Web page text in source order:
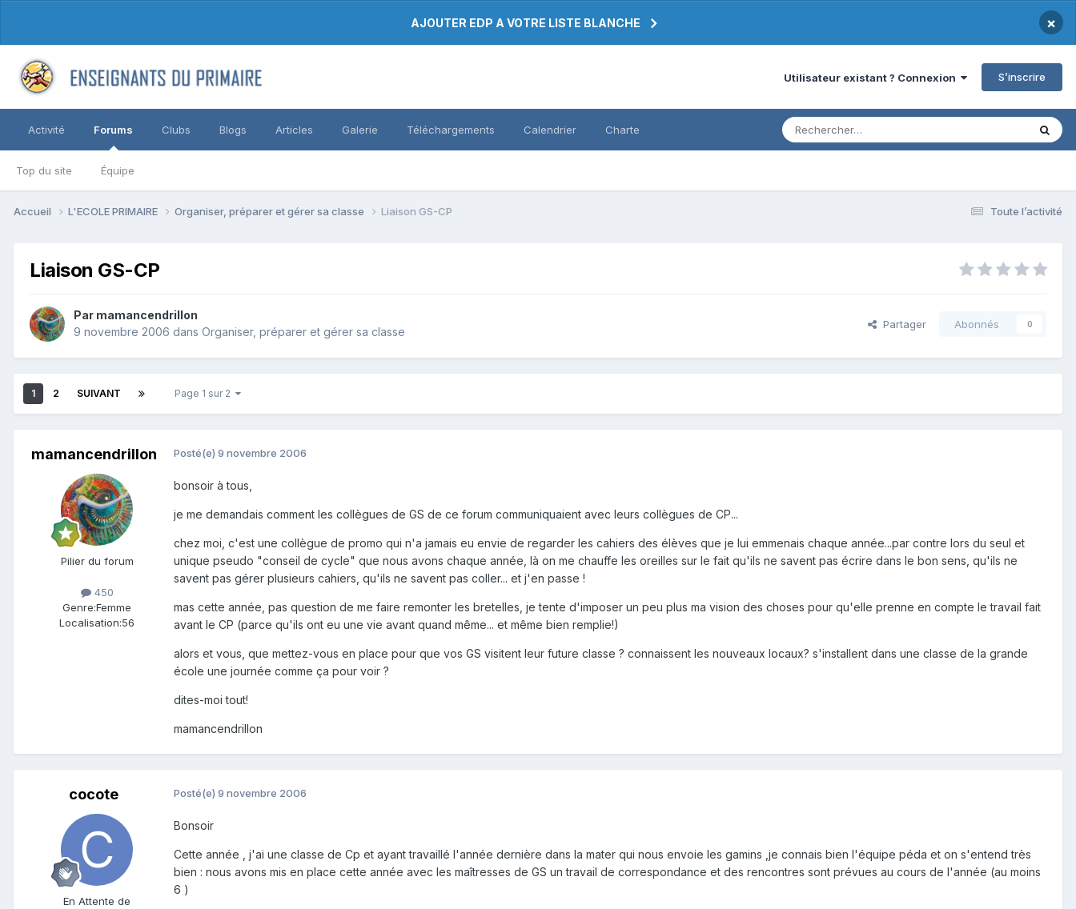
AJOUTER EDP A VOTRE LISTE BLANCHE ×
Utilisateur existant ? Connexion S’inscrire
Activité Forums
Top du site Équipe
Clubs Blogs Articles Galerie Téléchargements Calendrier Charte
Toute l’activité
Accueil L'ECOLE PRIMAIRE Organiser, préparer et gérer sa classe Liaison GS-CP
Liaison GS-CP
Par mamancendrillon
9 novembre 2006 dans Organiser, préparer et gérer sa classe
Partager Abonnés 0
1 2 SUIVANT Page 1 sur 2
mamancendrillon
Pilier du forum
450
Genre:Femme
Localisation:56
Posté(e) 9 novembre 2006
bonsoir à tous,
je me demandais comment les collègues de GS de ce forum communiquaient avec leurs collègues de CP...
chez moi, c'est une collègue de promo qui n'a jamais eu envie de regarder les cahiers des élèves que je lui emmenais chaque année...par contre lors du seul et
unique pseudo "conseil de cycle" que nous avons chaque année, là on me chauffe les oreilles sur le fait qu'ils ne savent pas écrire dans le bon sens, qu'ils ne
savent pas gérer plusieurs cahiers, qu'ils ne savent pas coller... et j'en passe !
mas cette année, pas question de me faire remonter les bretelles, je tente d'imposer un peu plus ma vision des choses pour qu'elle prenne en compte le travail fait
avant le CP (parce qu'ils ont eu une vie avant quand même... et même bien remplie!)
alors et vous, que mettez-vous en place pour que vos GS visitent leur future classe ? connaissent les nouveaux locaux? s'installent dans une classe de la grande
école une journée comme ça pour voir ?
dites-moi tout!
mamancendrillon
cocote
En Attente de
Posté(e) 9 novembre 2006
Bonsoir
Cette année , j'ai une classe de Cp et ayant travaillé l'année dernière dans la mater qui nous envoie les gamins ,je connais bien l'équipe péda et on s'entend très
bien : nous avons mis en place cette année avec les maîtresses de GS un travail de correspondance et des rencontres sont prévues au cours de l'année (au moins
6 )